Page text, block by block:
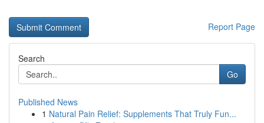
Report Page
Search
Go
Published News
1 Natural Pain Relief: Supplements That Truly Fun...